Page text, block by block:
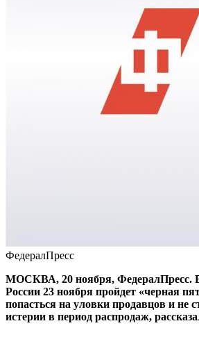
ФедералПресс
МОСКВА, 20 ноября, ФедералПресс.
России 23 ноября пройдет «черная
попасться на уловки продавцов и не
истерии в период распродаж,